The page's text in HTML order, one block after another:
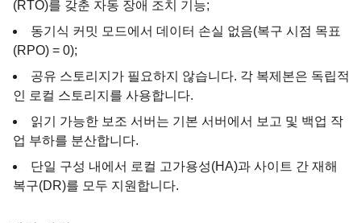
(RTO)를 갖춘 자동 장애 조치 기능;
동기식 커밋 모드에서 데이터 손실 없음(복구 시점 목표
(RPO) = 0);
공유 스토리지가 필요하지 않습니다. 각 복제본은 독립적
인 로컬 스토리지를 사용합니다.
읽기 가능한 보조 서버는 기본 서버에서 보고 및 백업 작
업 부하를 분산합니다.
단일 구성 내에서 로컬 고가용성(HA)과 사이트 간 재해
복구(DR)를 모두 지원합니다.